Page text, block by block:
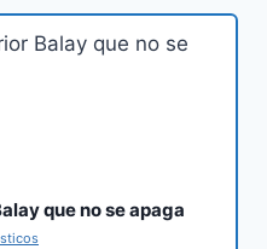
que no se apaga